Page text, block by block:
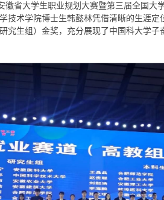
徽省大学生职业规划大赛暨第三届全国大
技术学院博士生韩懿林凭借清晰的生涯
究生组）金奖，充分展现了中国科大学